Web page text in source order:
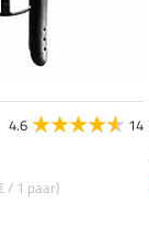
4.6 14
/ 1 paar)